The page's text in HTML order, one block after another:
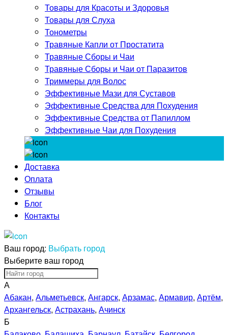
Товары для Красоты и Здоровья
Товары для Слуха
Тонометры
Травяные Капли от Простатита
Травяные Сборы и Чаи
Травяные Сборы и Чаи от Паразитов
Триммеры для Волос
Эффективные Мази для Суставов
Эффективные Средства для Похудения
Эффективные Средства от Папиллом
Эффективные Чаи для Похудения
Доставка
Оплата
Отзывы
Блог
Контакты
Ваш город: Выбрать город
Выберите ваш город
А
Абакан, Альметьевск, Ангарск, Арзамас, Армавир, Артём,
Архангельск, Астрахань, Ачинск
Б